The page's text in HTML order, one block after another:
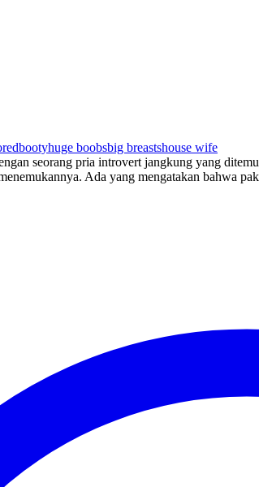
bootyhuge boobsbig breastshouse wife
seorang pria introvert jangkung yang
Ada yang mengatakan bahwa